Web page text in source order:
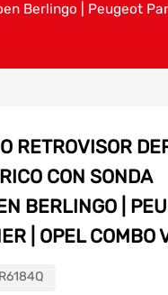
Berlingo | Peugeot
RETROVISOR
CON SONDA
BERLINGO |
| OPEL COMBO